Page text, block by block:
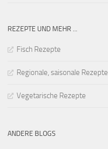
REZEPTE UND MEHR ...
Fisch Rezepte
Regionale, saisonale Rezepte
Vegetarische Rezepte
ANDERE BLOGS